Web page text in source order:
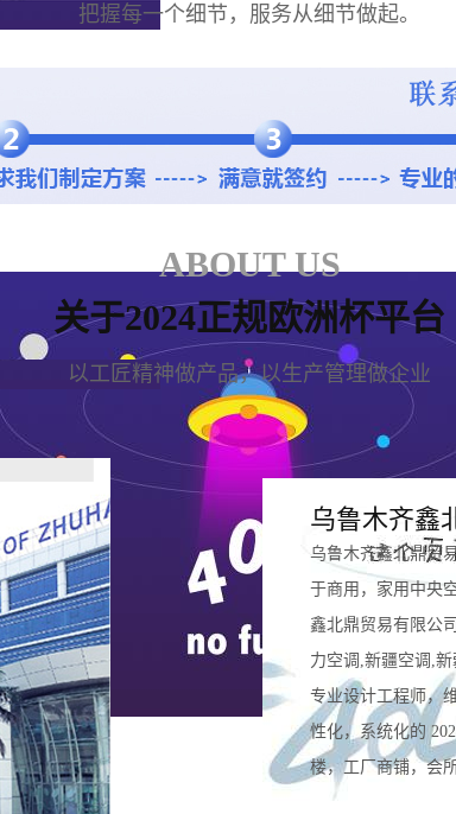
把握每一个细节，服务从细节做起。
ABOUT US
关于2024正规欧洲杯平台
以工匠精神做产品，以生产管理做企业
乌鲁木齐鑫
乌鲁木齐鑫北鼎贸
于商用，家用中央
鑫北鼎贸易有限公
力空调,新疆空调,
专业设计工程师，
性化，系统化的
楼，工厂商铺，会